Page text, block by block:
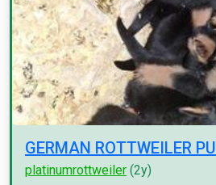
GERMAN ROTTWEILER
platinumrottweiler (2y)